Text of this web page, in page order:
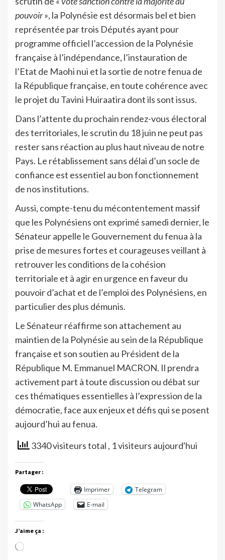
pouvoir », la Polynésie est désormais bel et bien
représentée par trois Députés ayant pour
programme officiel l’accession de la Polynésie
française à l’indépendance, l’instauration de
l’Etat de Maohi nui et la sortie de notre fenua de
la République française, en toute cohérence avec
le projet du Tavini Huiraatira dont ils sont issus.
Dans l’attente du prochain rendez-vous électoral
des territoriales, le scrutin du 18 juin ne peut pas
rester sans réaction au plus haut niveau de notre
Pays. Le rétablissement sans délai d’un socle de
confiance est essentiel au bon fonctionnement
de nos institutions.
Aussi, compte-tenu du mécontentement massif
que les Polynésiens ont exprimé samedi dernier, le
Sénateur appelle le Gouvernement du fenua à la
prise de mesures fortes et courageuses veillant à
retrouver les conditions de la cohésion
territoriale et à agir en urgence en faveur du
pouvoir d’achat et de l’emploi des Polynésiens, en
particulier des plus démunis.
Le Sénateur réaffirme son attachement au
maintien de la Polynésie au sein de la République
française et son soutien au Président de la
République M. Emmanuel MACRON. Il prendra
activement part à toute discussion ou débat sur
ces thématiques essentielles à l’expression de la
démocratie, face aux enjeux et défis qui se posent
aujourd’hui au fenua.
3340 visiteurs total , 1 visiteurs aujourd'hui
Partager :
Imprimer
Telegram
WhatsApp
E-mail
J’aime ça :
Chargement…